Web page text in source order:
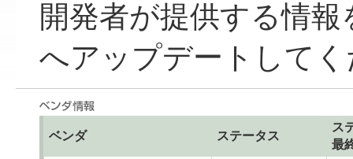
開発者が提供する情
へアップデートして
ベンダ ステータス
ス
最